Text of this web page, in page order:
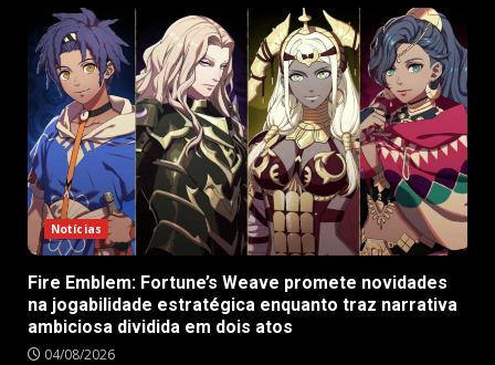
Notícias
Fire Emblem: Fortune’s Weave promete novidades
na jogabilidade estratégica enquanto traz narrativa
ambiciosa dividida em dois atos
04/08/2026